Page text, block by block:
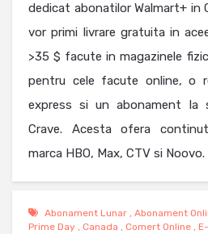
dedicat abonatilor Walmart+ in
vor primi livrare gratuita in
>35 $ facute in magazinele
pentru cele facute online, o
express si un abonament la
Crave. Acesta ofera
marca HBO, Max, CTV si Noovo.
Abonament Lunar , Abonament
Prime Day , Canada , Comert Online ,